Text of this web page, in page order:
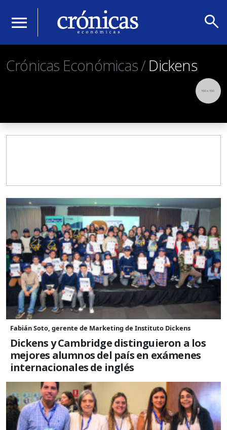
menu search
Crónicas Económicas /Dickens
Fabián Soto, gerente de Marketing de Instituto Dickens
Dickens y Cambridge distinguieron a los
mejores alumnos del país en exámenes
internacionales de inglés